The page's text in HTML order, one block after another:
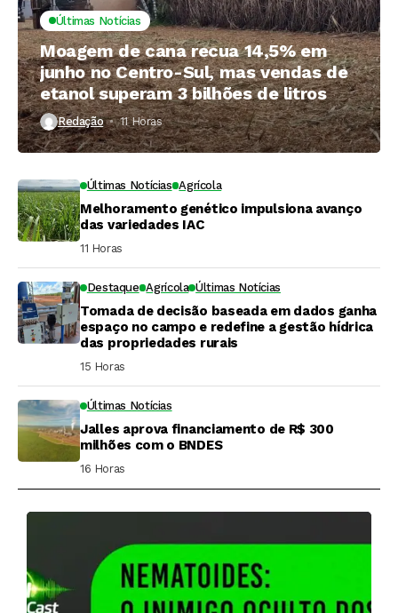
Últimas Notícias
Moagem de cana recua 14,5% em
junho no Centro-Sul, mas vendas de
etanol superam 3 bilhões de litros
Redação 11 Horas ⁮
Últimas Notícias Agrícola
Melhoramento genético impulsiona avanço
das variedades IAC
11 Horas ⁮
Destaque Agrícola Últimas Notícias
Tomada de decisão baseada em dados ganha
espaço no campo e redefine a gestão hídrica
das propriedades rurais
15 Horas ⁮
Últimas Notícias
Jalles aprova financiamento de R$ 300
milhões com o BNDES
16 Horas ⁮